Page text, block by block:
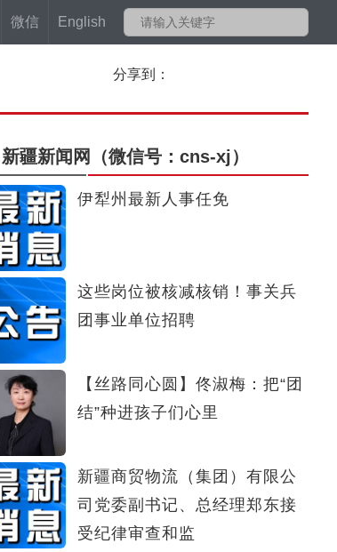
微信 English
分享到：
新疆新闻网 （微信号：cns-xj）
伊犁州最新人事任免
这些岗位被核减核销！事关兵
团事业单位招聘
【丝路同心圆】佟淑梅：把“团
结”种进孩子们心里
新疆商贸物流（集团）有限公
司党委副书记、总经理郑东接
受纪律审查和监
金秋采棉忙 莎车县100万亩棉花迎丰收